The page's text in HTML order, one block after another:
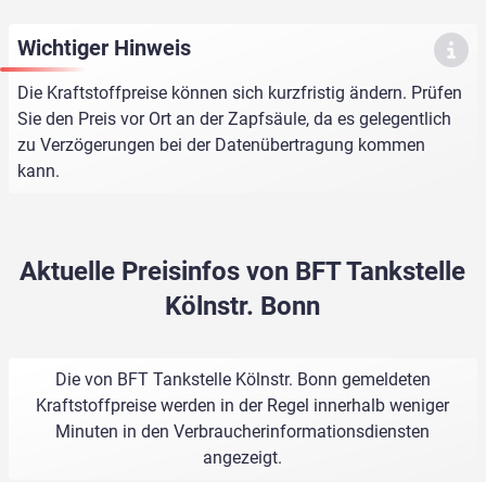
Wichtiger Hinweis
Die Kraftstoffpreise können sich kurzfristig ändern. Prüfen
Sie den Preis vor Ort an der Zapfsäule, da es gelegentlich
zu Verzögerungen bei der Datenübertragung kommen
kann.
Aktuelle Preisinfos von BFT Tankstelle
Kölnstr. Bonn
Die von BFT Tankstelle Kölnstr. Bonn gemeldeten
Kraftstoffpreise werden in der Regel innerhalb weniger
Minuten in den Verbraucherinformationsdiensten
angezeigt.